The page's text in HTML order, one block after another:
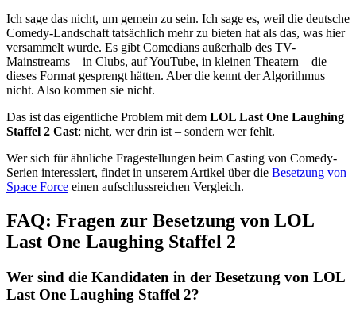
Ich sage das nicht, um gemein zu sein. Ich sage es, weil die deutsche
Comedy-Landschaft tatsächlich mehr zu bieten hat als das, was hier
versammelt wurde. Es gibt Comedians außerhalb des TV-
Mainstreams – in Clubs, auf YouTube, in kleinen Theatern – die
dieses Format gesprengt hätten. Aber die kennt der Algorithmus
nicht. Also kommen sie nicht.
Das ist das eigentliche Problem mit dem LOL Last One Laughing
Staffel 2 Cast: nicht, wer drin ist – sondern wer fehlt.
Wer sich für ähnliche Fragestellungen beim Casting von Comedy-
Serien interessiert, findet in unserem Artikel über die Besetzung von
Space Force einen aufschlussreichen Vergleich.
FAQ: Fragen zur Besetzung von LOL
Last One Laughing Staffel 2
Wer sind die Kandidaten in der Besetzung von LOL
Last One Laughing Staffel 2?